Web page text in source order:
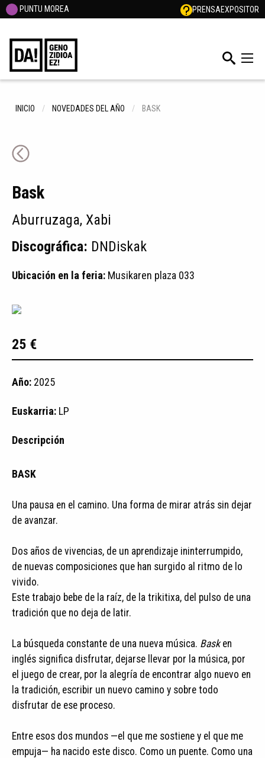
PUNTU MOREA PRENSAEXPOSITOR
INICIO NOVEDADES DEL AÑO BASK
Bask
Aburruzaga, Xabi
Discográfica: DNDiskak
Ubicación en la feria: Musikaren plaza 033
25 €
Año: 2025
Euskarria: LP
Descripción
BASK
Una pausa en el camino. Una forma de mirar atrás sin dejar
de avanzar.
Dos años de vivencias, de un aprendizaje ininterrumpido,
de nuevas composiciones que han surgido al ritmo de lo
vivido.
Este trabajo bebe de la raíz, de la trikitixa, del pulso de una
tradición que no deja de latir.
La búsqueda constante de una nueva música. Basken
inglés significa disfrutar, dejarse llevar por la música, por
el juego de crear, por la alegría de encontrar algo nuevo en
la tradición, escribir un nuevo camino y sobre todo
disfrutar de ese proceso.
Entre esos dos mundos —el que me sostiene y el que me
empuja— ha nacido este disco. Como un puente. Como una